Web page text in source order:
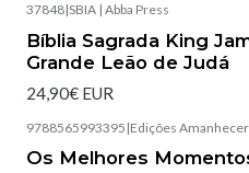
37848|SBIA | Abba Press
Bíblia Sagrada King
Grande Leão de Judá
24,90€ EUR
9788565993395 |Edições Amanhecer
Os Melhores